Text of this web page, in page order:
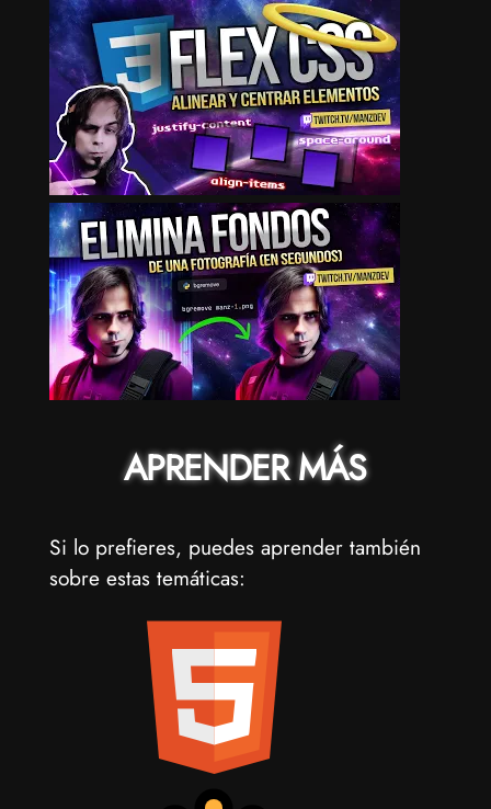
APRENDER MÁS
Si lo prefieres, puedes aprender también
sobre estas temáticas: